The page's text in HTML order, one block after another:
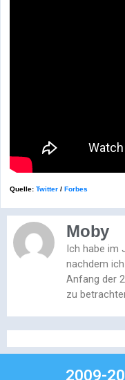
Quelle: Twitter/ Forbes
Moby
Ich habe im
nachdem
Anfang der
zu
2009-